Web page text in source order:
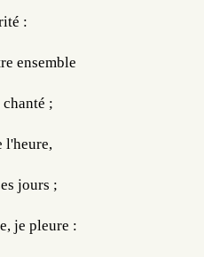
:
ensemble
;
l'heure,
jours ;
je pleure :